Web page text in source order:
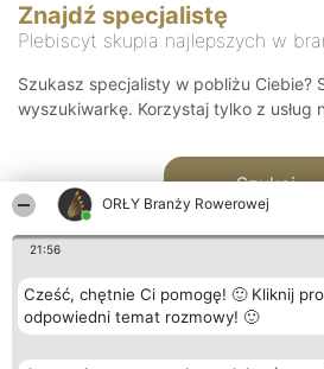
ORŁY Branży Rowerowej
21:56
Cześć, chętnie Ci pomogę! 🙂 Kliknij
odpowiedni temat rozmowy! 🙂
Znajdź specjalistę
Plebiscyt skupia najlepszych w
Szukasz specjalisty w pobliżu Ciebie?
wyszukiwarkę. Korzystaj tylko z usług
Szukaj
Organizator plebiscytu Plebiscyt